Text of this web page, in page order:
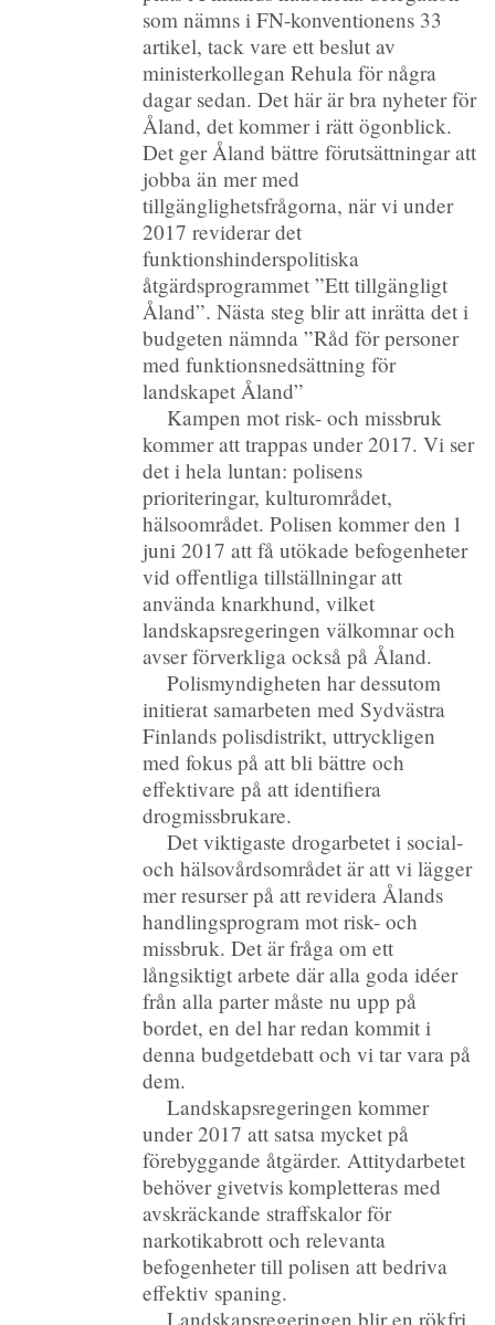
som nämns i FN-konventionens 33
artikel, tack vare ett beslut av
ministerkollegan Rehula för några
dagar sedan. Det här är bra nyheter för
Åland, det kommer i rätt ögonblick.
Det ger Åland bättre förutsättningar att
jobba än mer med
tillgänglighetsfrågorna, när vi under
2017 reviderar det
funktionshinderspolitiska
åtgärdsprogrammet ”Ett tillgängligt
Åland”. Nästa steg blir att inrätta det i
budgeten nämnda ”Råd för personer
med funktionsnedsättning för
landskapet Åland”
Kampen mot risk- och missbruk
kommer att trappas under 2017. Vi ser
det i hela luntan: polisens
prioriteringar, kulturområdet,
hälsoområdet. Polisen kommer den 1
juni 2017 att få utökade befogenheter
vid offentliga tillställningar att
använda knarkhund, vilket
landskapsregeringen välkomnar och
avser förverkliga också på Åland.
Polismyndigheten har dessutom
initierat samarbeten med Sydvästra
Finlands polisdistrikt, uttryckligen
med fokus på att bli bättre och
effektivare på att identifiera
drogmissbrukare.
Det viktigaste drogarbetet i social-
och hälsovårdsområdet är att vi lägger
mer resurser på att revidera Ålands
handlingsprogram mot risk- och
missbruk. Det är fråga om ett
långsiktigt arbete där alla goda idéer
från alla parter måste nu upp på
bordet, en del har redan kommit i
denna budgetdebatt och vi tar vara på
dem.
Landskapsregeringen kommer
under 2017 att satsa mycket på
förebyggande åtgärder. Attitydarbetet
behöver givetvis kompletteras med
avskräckande straffskalor för
narkotikabrott och relevanta
befogenheter till polisen att bedriva
effektiv spaning.
Landskapsregeringen blir en rökfri